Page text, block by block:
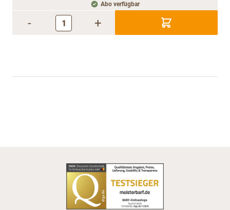
Abo verfügbar
- +